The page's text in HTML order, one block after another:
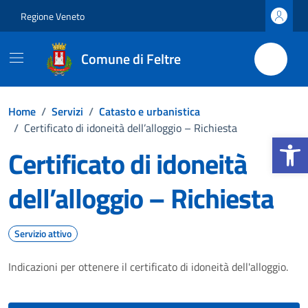
Apri la
Regione Veneto
Comune di Feltre
Home / Servizi / Catasto e urbanistica
/ Certificato di idoneità dell’alloggio – Richiesta
Certificato di idoneità
dell’alloggio – Richiesta
Servizio attivo
Indicazioni per ottenere il certificato di idoneità dell'alloggio.